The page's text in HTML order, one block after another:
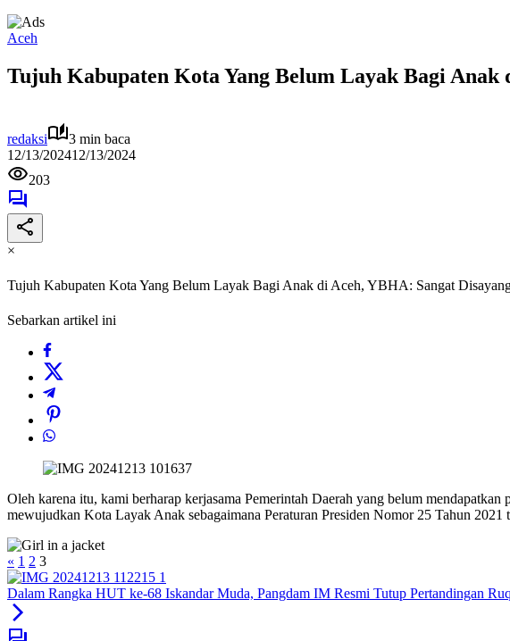
Aceh
Tujuh Kabupaten Kota Yang Belum Layak Bagi Anak
redaksi
3 min baca
12/13/202412/13/2024
203
×
Tujuh Kabupaten Kota Yang Belum Layak Bagi Anak di Aceh, YBHA: Sangat
Sebarkan artikel ini
Oleh karena itu, kami berharap kerjasama Pemerintah Daerah yang belum
mewujudkan Kota Layak Anak sebagaimana Peraturan Presiden Nomor 25 Tahun
« 1 2 3
Dalam Rangka HUT ke-68 Iskandar Muda, Pangdam IM Resmi Tutup Pertandingan